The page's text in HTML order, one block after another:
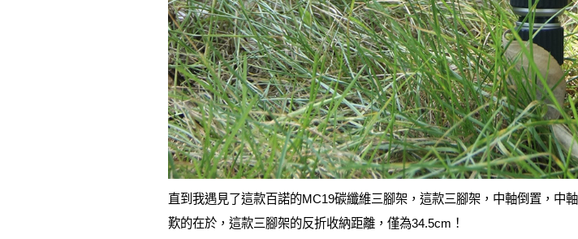
直到我遇見了這款百諾的MC19碳纖維三腳架，這款三腳架，中軸倒置，中
歎的在於，這款三腳架的反折收納距離，僅為34.5cm！